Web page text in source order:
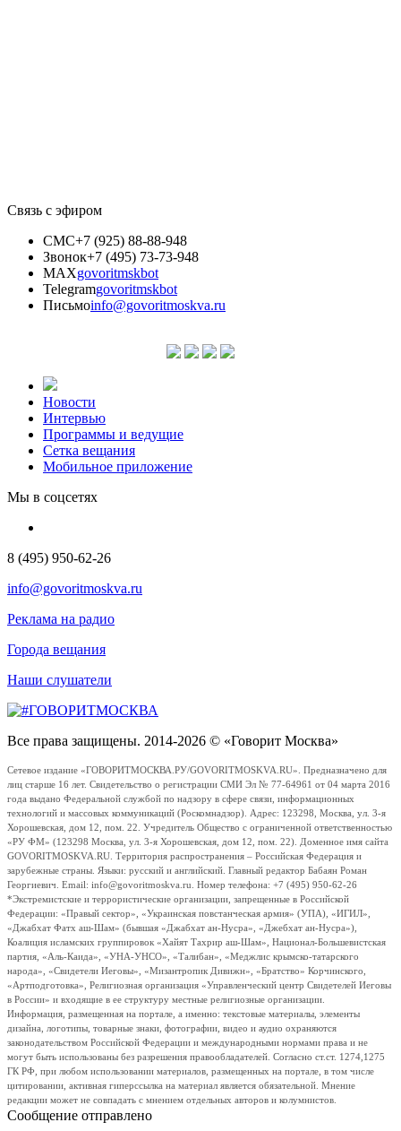
Связь с эфиром
СМС+7 (925) 88-88-948
Звонок+7 (495) 73-73-948
MAXgovoritmskbot
Telegramgovoritmskbot
Письмоinfo@govoritmoskva.ru
Новости
Интервью
Программы и ведущие
Сетка вещания
Мобильное приложение
Мы в соцсетях
8 (495) 950-62-26
info@govoritmoskva.ru
Реклама на радио
Города вещания
Наши слушатели
Все права защищены. 2014-2026 © «Говорит Москва»
Сетевое издание «ГОВОРИТМОСКВА.РУ/GOVORITMOSKVA.RU». Предназначено для
лиц старше 16 лет. Свидетельство о регистрации СМИ Эл № 77-64961 от 04 марта 2016
года выдано Федеральной службой по надзору в сфере связи, информационных
технологий и массовых коммуникаций (Роскомнадзор). Адрес: 123298, Москва, ул. 3-я
Хорошевская, дом 12, пом. 22. Учредитель Общество с ограниченной ответственностью
«РУ ФМ» (123298 Москва, ул. 3-я Хорошевская, дом 12, пом. 22). Доменное имя сайта
GOVORITMOSKVA.RU. Территория распространения – Российская Федерация и
зарубежные страны. Языки: русский и английский. Главный редактор Бабаян Роман
Георгиевич. Email: info@govoritmoskva.ru. Номер телефона: +7 (495) 950-62-26
*Экстремистские и террористические организации, запрещенные в Российской
Федерации: «Правый сектор», «Украинская повстанческая армия» (УПА), «ИГИЛ»,
«Джабхат Фатх аш-Шам» (бывшая «Джабхат ан-Нусра», «Джебхат ан-Нусра»),
Коалиция исламских группировок «Хайят Тахрир аш-Шам», Национал-Большевистская
партия, «Аль-Каида», «УНА-УНСО», «Талибан», «Меджлис крымско-татарского
народа», «Свидетели Иеговы», «Мизантропик Дивижн», «Братство» Корчинского,
«Артподготовка», Религиозная организация «Управленческий центр Свидетелей Иеговы
в России» и входящие в ее структуру местные религиозные организации.
Информация, размещенная на портале, а именно: текстовые материалы, элементы
дизайна, логотипы, товарные знаки, фотографии, видео и аудио охраняются
законодательством Российской Федерации и международными нормами права и не
могут быть использованы без разрешения правообладателей. Согласно ст.ст. 1274,1275
ГК РФ, при любом использовании материалов, размещенных на портале, в том числе
цитировании, активная гиперссылка на материал является обязательной. Мнение
редакции может не совпадать с мнением отдельных авторов и колумнистов.
Сообщение отправлено